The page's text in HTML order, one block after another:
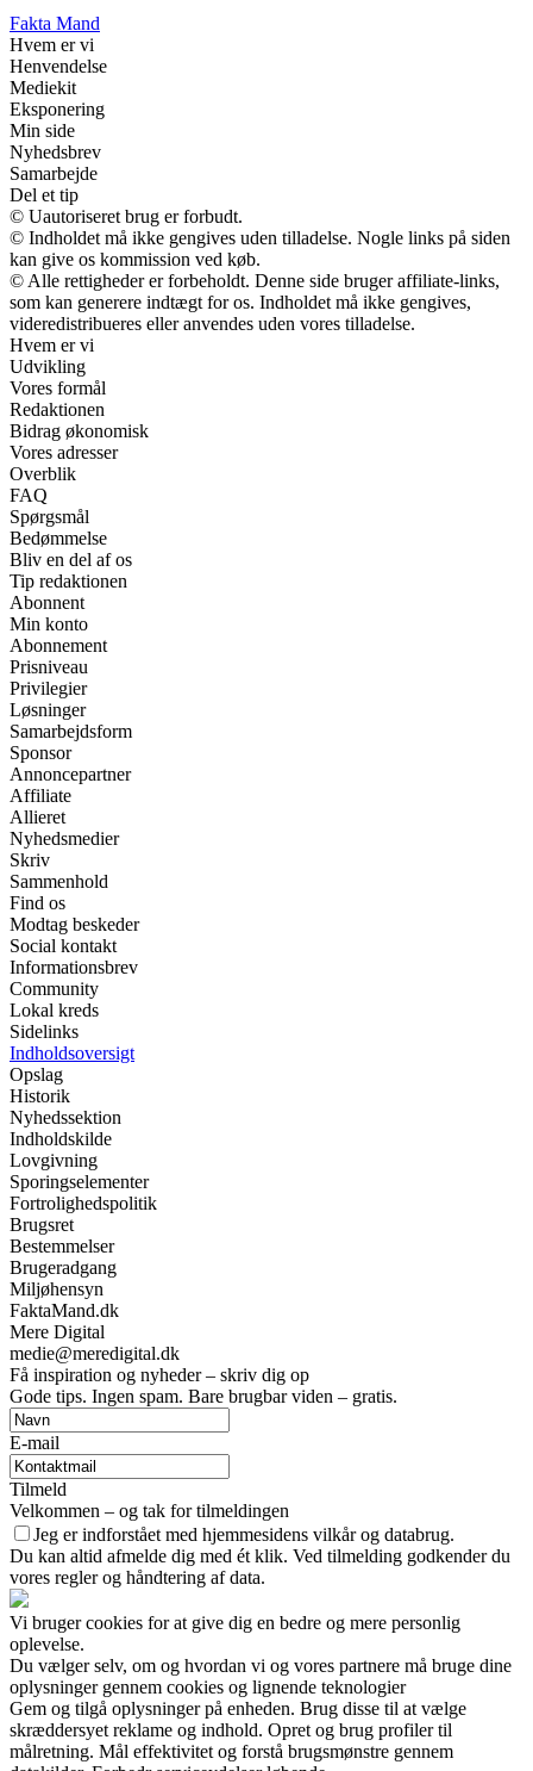
Fakta Mand
Hvem er vi
Henvendelse
Mediekit
Eksponering
Min side
Nyhedsbrev
Samarbejde
Del et tip
© Uautoriseret brug er forbudt.
© Indholdet må ikke gengives uden tilladelse. Nogle links på siden
kan give os kommission ved køb.
© Alle rettigheder er forbeholdt. Denne side bruger affiliate-links,
som kan generere indtægt for os. Indholdet må ikke gengives,
videredistribueres eller anvendes uden vores tilladelse.
Hvem er vi
Udvikling
Vores formål
Redaktionen
Bidrag økonomisk
Vores adresser
Overblik
FAQ
Spørgsmål
Bedømmelse
Bliv en del af os
Tip redaktionen
Abonnent
Min konto
Abonnement
Prisniveau
Privilegier
Løsninger
Samarbejdsform
Sponsor
Annoncepartner
Affiliate
Allieret
Nyhedsmedier
Skriv
Sammenhold
Find os
Modtag beskeder
Social kontakt
Informationsbrev
Community
Lokal kreds
Sidelinks
Indholdsoversigt
Opslag
Historik
Nyhedssektion
Indholdskilde
Lovgivning
Sporingselementer
Fortrolighedspolitik
Brugsret
Bestemmelser
Brugeradgang
Miljøhensyn
FaktaMand.dk
Mere Digital
medie@meredigital.dk
Få inspiration og nyheder – skriv dig op
Gode tips. Ingen spam. Bare brugbar viden – gratis.
E-mail
Tilmeld
Velkommen – og tak for tilmeldingen
Jeg er indforstået med hjemmesidens vilkår og databrug.
Du kan altid afmelde dig med ét klik. Ved tilmelding godkender du
vores regler og håndtering af data.
Vi bruger cookies for at give dig en bedre og mere personlig
oplevelse.
Du vælger selv, om og hvordan vi og vores partnere må bruge dine
oplysninger gennem cookies og lignende teknologier
Gem og tilgå oplysninger på enheden. Brug disse til at vælge
skræddersyet reklame og indhold. Opret og brug profiler til
målretning. Mål effektivitet og forstå brugsmønstre gennem